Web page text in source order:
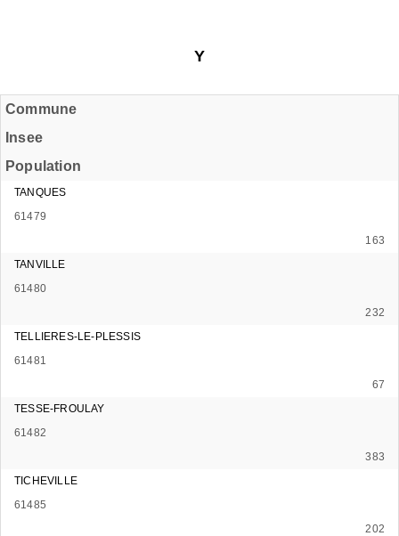
Y
Commune
Insee
Population
TANQUES
61479
163
TANVILLE
61480
232
TELLIERES-LE-PLESSIS
61481
67
TESSE-FROULAY
61482
383
TICHEVILLE
61485
202